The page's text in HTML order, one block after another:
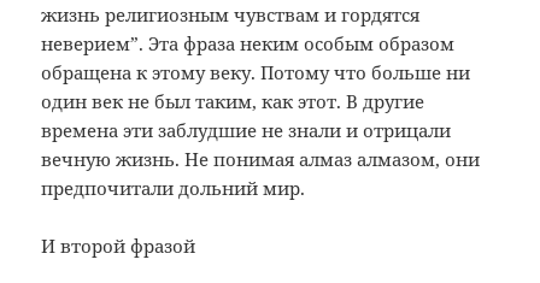
жизнь религиозным чувствам и гордятся
неверием”. Эта фраза неким особым образом
обращена к этому веку. Потому что больше ни
один век не был таким, как этот. В другие
времена эти заблудшие не знали и отрицали
вечную жизнь. Не понимая алмаз алмазом, они
предпочитали дольний мир.
И второй фразой